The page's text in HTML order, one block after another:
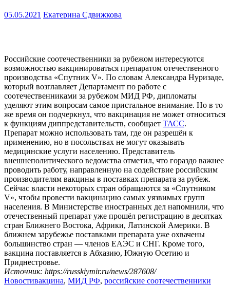
05.05.2021 Екатерина Сдвижкова
Российские соотечественники за рубежом интересуются
возможностью вакцинироваться препаратом отечественного
производства «Спутник V». По словам Александра Нуризаде,
который возглавляет Департамент по работе с
соотечественниками за рубежом МИД РФ, дипломаты
уделяют этим вопросам самое пристальное внимание. Но в то
же время он подчеркнул, что вакцинация не может относиться
к функциям диппредставительств, сообщает ТАСС.
Препарат можно использовать там, где он разрешён к
применению, но в посольствах не могут оказывать
медицинские услуги населению. Представитель
внешнеполитического ведомства отметил, что гораздо важнее
проводить работу, направленную на содействие российским
производителям вакцины в поставках препарата за рубеж.
Сейчас власти некоторых стран обращаются за «Спутником
V», чтобы провести вакцинацию самых уязвимых групп
населения. В Министерстве иностранных дел напомнили, что
отечественный препарат уже прошёл регистрацию в десятках
стран Ближнего Востока, Африки, Латинской Америки. В
ближнем зарубежье поставками препарата уже охвачены
большинство стран — членов ЕАЭС и СНГ. Кроме того,
вакцина поставляется в Абхазию, Южную Осетию и
Приднестровье.
Источник: https://russkiymir.ru/news/287608/
Новостивакцина, МИД РФ, российские соотечественники